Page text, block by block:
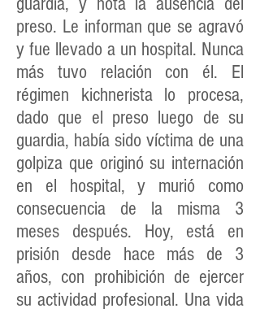
preso. Le informan que se agravó
y fue llevado a un hospital. Nunca
más tuvo relación con él. El
régimen kichnerista lo procesa,
dado que el preso luego de su
guardia, había sido víctima de una
golpiza que originó su internación
en el hospital, y murió como
consecuencia de la misma 3
meses después. Hoy, está en
prisión desde hace más de 3
años, con prohibición de ejercer
su actividad profesional. Una vida